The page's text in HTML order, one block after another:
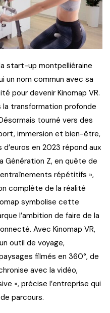
start-up montpelliéraine
un nom commun avec sa
pour devenir Kinomap VR.
transformation profonde
tourné vers des
immersion et bien-être,
en 2023 répond aux
Génération Z, en quête de
répétitifs »,
complète de la réalité
symbolise cette
l’ambition de faire de la
Avec Kinomap VR,
outil de voyage,
filmés en 360°, de
avec la vidéo,
», précise l’entreprise qui
parcours.